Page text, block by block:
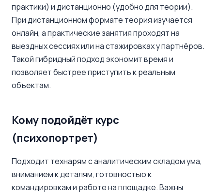
практики) и дистанционно (удобно для теории).
При дистанционном формате теория изучается
онлайн, а практические занятия проходят на
выездных сессиях или на стажировках у партнёров.
Такой гибридный подход экономит время и
позволяет быстрее приступить к реальным
объектам.
Кому подойдёт курс
(психопортрет)
Подходит технарям с аналитическим складом ума,
вниманием к деталям, готовностью к
командировкам и работе на площадке. Важны